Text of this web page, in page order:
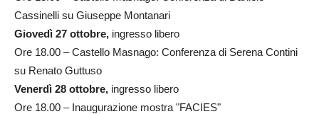
Cassinelli su Giuseppe Montanari
Giovedì 27 ottobre, ingresso libero
Ore 18.00 – Castello Masnago: Conferenza di Serena Contini
su Renato Guttuso
Venerdì 28 ottobre, ingresso libero
Ore 18.00 – Inaugurazione mostra "FACIES"